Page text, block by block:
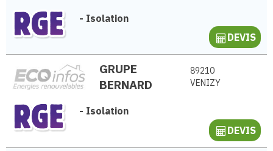
- Isolation
DEVIS
GRUPE
BERNARD
89210
VENIZY
- Isolation
DEVIS